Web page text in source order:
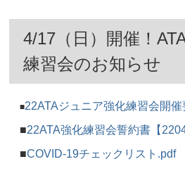
4/17（日）開催！
練習会のお知らせ
■22ATAジュニア強化練習会開
■22ATA強化練習会誓約書【
■COVID-19チェックリスト.pdf